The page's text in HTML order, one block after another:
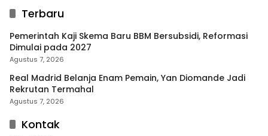
Terbaru
Pemerintah Kaji Skema Baru BBM Bersubsidi, Reformasi
Dimulai pada 2027
Agustus 7, 2026
Real Madrid Belanja Enam Pemain, Yan Diomande Jadi
Rekrutan Termahal
Agustus 7, 2026
Kontak